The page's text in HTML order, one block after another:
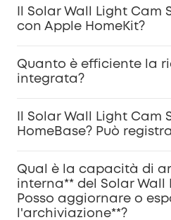
Il Solar Wall Light Cam
con Apple HomeKit?
Quanto è efficiente la
integrata?
Il Solar Wall Light Cam
HomeBase? Può
Qual è la capacità di
interna** del Solar Wall
Posso aggiornare o
l'archiviazione**?